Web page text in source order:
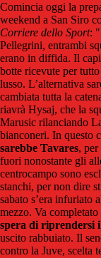
Comincia oggi la
weekend a San Siro
Corriere dello Sport:
Pellegrini, entrambi
erano in diffida. Il
botte ricevute per
lusso. L’alternativa
cambiata tutta la
riavrà Hysaj, che la
Marusic rilanciando
bianconeri. In questo
sarebbe Tavares,
fuori nonostante gli
centrocampo sono
stanchi, per non dire
sabato s’era infuriato
mezzo. Va
spera di riprendersi
uscito rabbuiato. Il
contro la Juve, scelta